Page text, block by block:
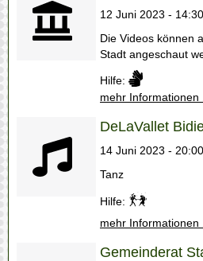
12 Juni 2023 - 14:30
Die Videos können
Stadt angeschaut
Hilfe:
mehr Informationen
DeLaVallet
14 Juni 2023 - 20:00
Tanz
Hilfe:
mehr Informationen
Gemeinderat